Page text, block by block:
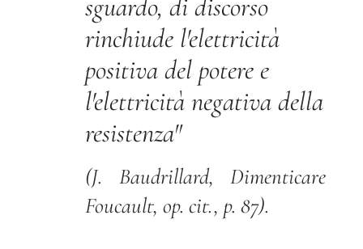
sguardo, di discorso
rinchiude l'elettricità
positiva del potere e
l'elettricità negativa della
resistenza"
(J. Baudrillard, Dimenticare
Foucault, op. cit., p. 87).